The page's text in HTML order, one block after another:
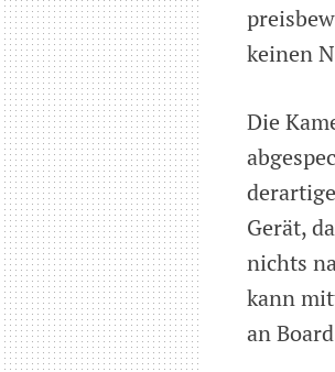
keinen
Die
Gerät,
nichts
kann
an